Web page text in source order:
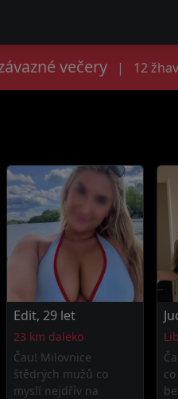
večery | 12
Edit, 29 let
23 km daleko
Čau! Milovnice
štědrých mužů co
myslí nejdřív na